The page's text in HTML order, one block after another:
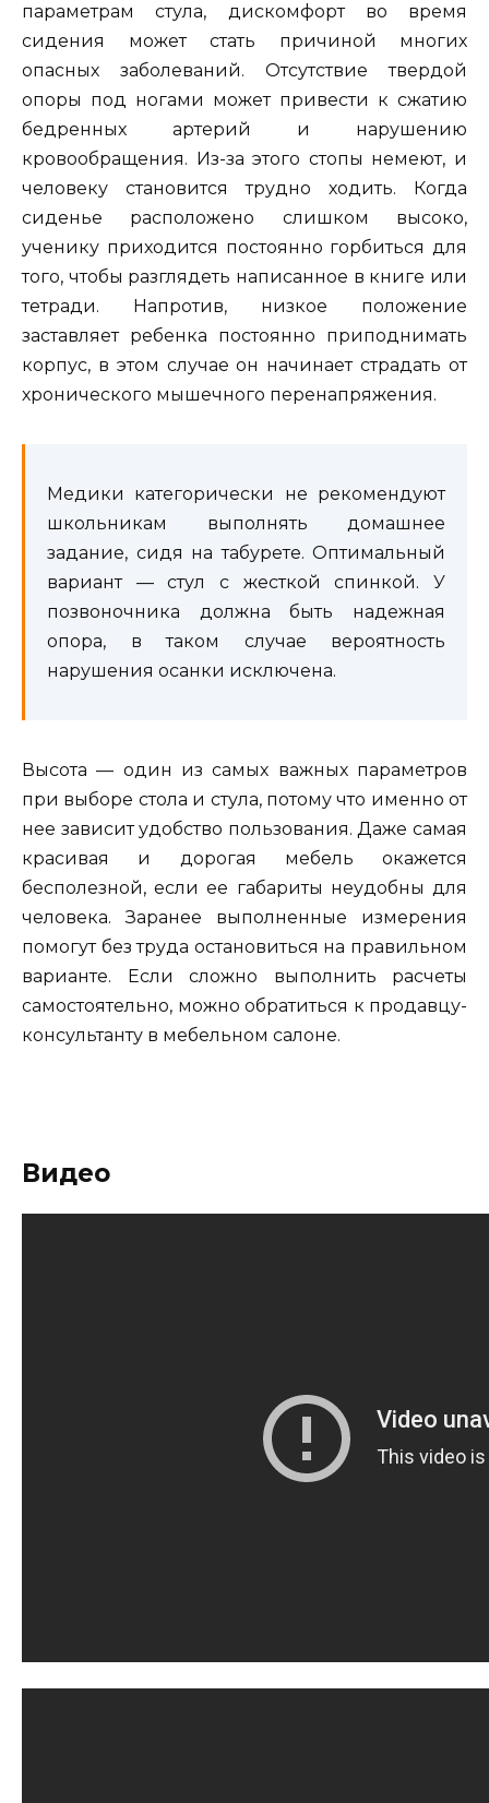
параметрам стула, дискомфорт во время
сидения может стать причиной многих
опасных заболеваний. Отсутствие твердой
опоры под ногами может привести к сжатию
бедренных артерий и нарушению
кровообращения. Из-за этого стопы немеют, и
человеку становится трудно ходить. Когда
сиденье расположено слишком высоко,
ученику приходится постоянно горбиться для
того, чтобы разглядеть написанное в книге или
тетради. Напротив, низкое положение
заставляет ребенка постоянно приподнимать
корпус, в этом случае он начинает страдать от
хронического мышечного перенапряжения.
Медики категорически не рекомендуют
школьникам выполнять домашнее
задание, сидя на табурете. Оптимальный
вариант — стул с жесткой спинкой. У
позвоночника должна быть надежная
опора, в таком случае вероятность
нарушения осанки исключена.
Высота — один из самых важных параметров
при выборе стола и стула, потому что именно от
нее зависит удобство пользования. Даже самая
красивая и дорогая мебель окажется
бесполезной, если ее габариты неудобны для
человека. Заранее выполненные измерения
помогут без труда остановиться на правильном
варианте. Если сложно выполнить расчеты
самостоятельно, можно обратиться к продавцу-
консультанту в мебельном салоне.
Видео